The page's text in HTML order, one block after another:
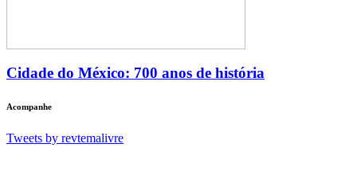
Cidade do México: 700 anos de história
Acompanhe
Tweets by revtemalivre